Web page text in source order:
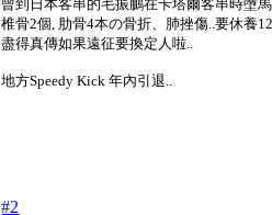
曾到日本客串的毛振鵬在卡塔爾客串時墮
椎骨2個, 肋骨4本の骨折、肺挫傷..要休養
盡得真傳如果遠征要換定人啦..
地方Speedy Kick 年內引退..
#2